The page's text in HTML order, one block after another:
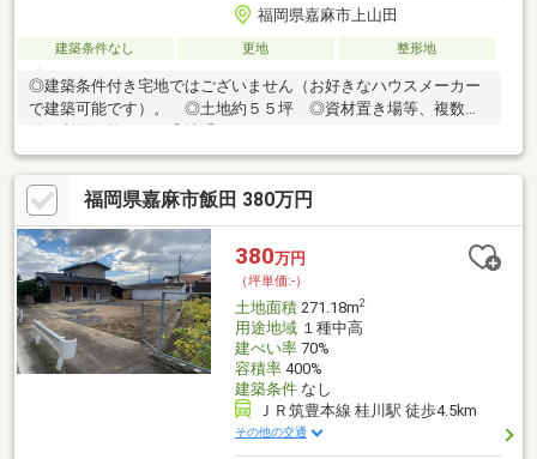
福岡県嘉麻市上山田
建築条件なし 更地 整形地
◎建築条件付き宅地ではございません（お好きなハウスメーカー
で建築可能です）。 ◎土地約５５坪 ◎資材置き場等、複数目
福岡県嘉麻市飯田 380万円
380万円
（坪単価:-）
土地面積271.18m2
用途地域１種中高
建ぺい率70%
容積率400%
建築条件なし
ＪＲ筑豊本線 桂川駅 徒歩4.5km
その他の交通